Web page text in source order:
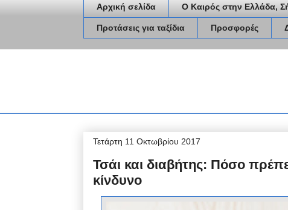
Αρχική σελίδα Ο Καιρός στην Ελλάδα,
Προτάσεις για ταξίδια Προσφορές
Τετάρτη 11 Οκτωβρίου 2017
Τσάι και διαβήτης: Πόσο
κίνδυνο